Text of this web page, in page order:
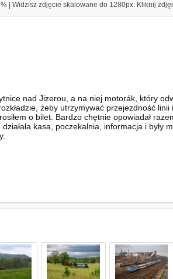
| Widzisz zdjęcie skalowane do 1280px. Kliknij
nad Jizerou, a na niej motorák, który
żeby utrzymywać przejezdność
o bilet. Bardzo chętnie opowiadał
kasa, poczekalnia, informacja i były